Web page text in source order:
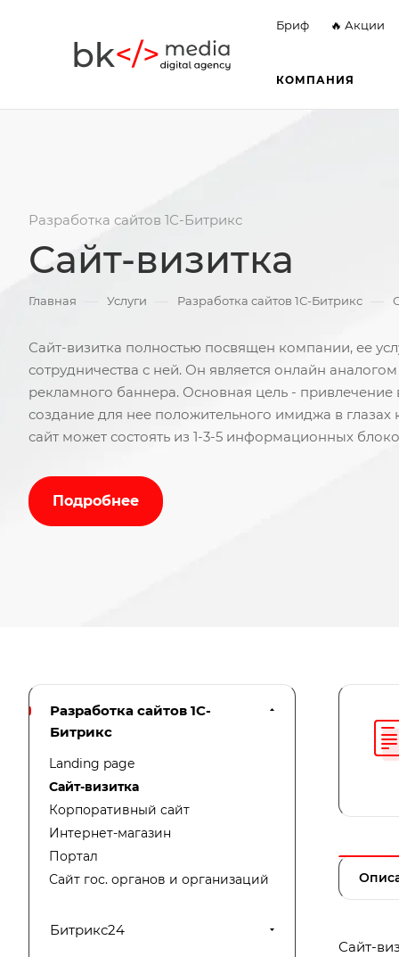
Бриф 🔥 Акции
КОМПАНИЯ
Разработка сайтов 1С-Битрикс
Сайт-визитка
Главная Услуги Разработка сайтов 1С-Битрикс
Сайт-визитка полностью посвящен компании, ее
сотрудничества с ней. Он является онлайн
рекламного баннера. Основная цель -
создание для нее положительного имиджа в глазах
сайт может состоять из 1-3-5 информационных
Подробнее
Сайт-
Разработка сайтов 1С-
Битрикс
Landing page
Сайт-визитка
Корпоративный сайт
Интернет-магазин
Портал
Сайт гос. органов и организаций
Битрикс24